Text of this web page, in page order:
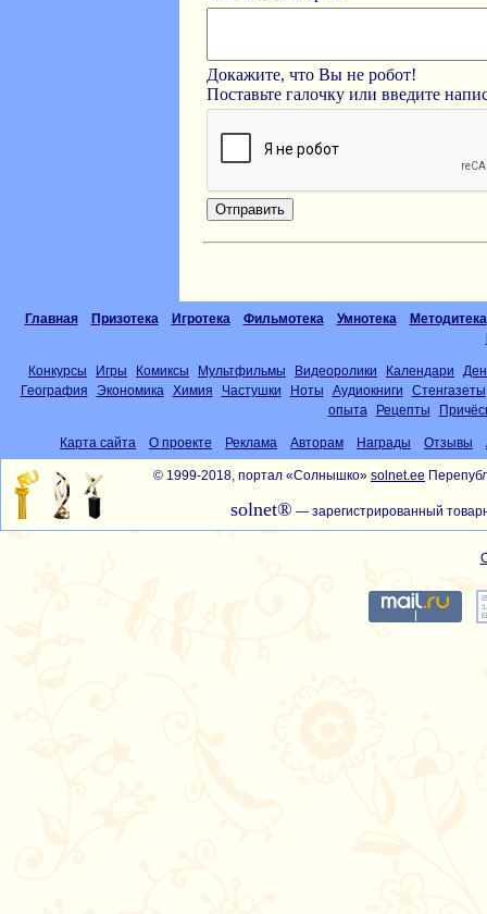
Докажите, что Вы не робот!
Поставьте галочку или введите
Главная Призотека Игротека Фильмотека Умнотека
Методитека
Конкурсы Игры Комиксы Мультфильмы Видеоролики Календари
География
Экономика Химия Частушки Ноты Аудиокниги
Стенгазеты
опыта
Рецепты
Карта сайта О проекте Реклама Авторам Награды Отзывы
© 1999-2018, портал «Солнышко» solnet.ee
solnet® — зарегистрированный